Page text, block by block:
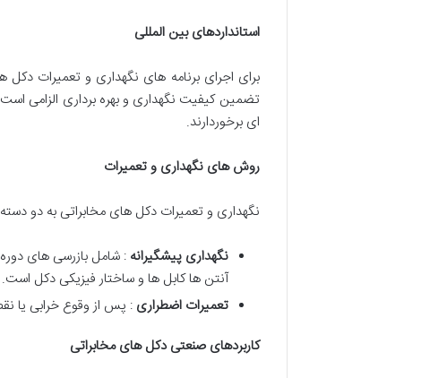
استانداردهای بین المللی
برای اجرای برنامه های نگهداری و تعمیرات دکل
تضمین کیفیت نگهداری و بهره برداری الزامی
ای برخوردارند.
روش های نگهداری و تعمیرات
نگهداری و تعمیرات دکل های مخابراتی به دو
نگهداری پیشگیرانه : شامل بازرسی های
آنتن ها کابل ها و ساختار فیزیکی دکل است.
تعمیرات اضطراری : پس از وقوع خرابی یا
کاربردهای صنعتی دکل های مخابراتی